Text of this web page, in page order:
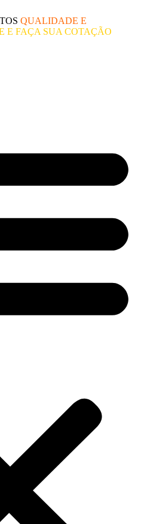
QUALIDADE E
E FAÇA SUA COTAÇÃO